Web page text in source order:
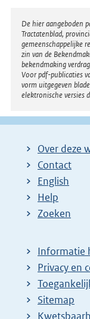
Disclaimer
De hier aangeboden
Tractatenblad,
gemeenschappelijke
zin van de
bekendmaking
Voor pdf-publicaties
vorm uitgegeven
elektronische versies
Over deze
Contact
English
Help
Zoeken
Informatie
Privacy en
Sitemap
E